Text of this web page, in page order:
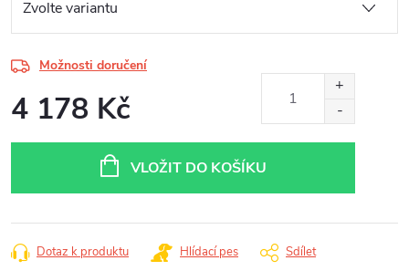
Možnosti doručení
4 178 Kč
VLOŽIT DO KOŠÍKU
Dotaz k produktu Hlídací pes Sdílet